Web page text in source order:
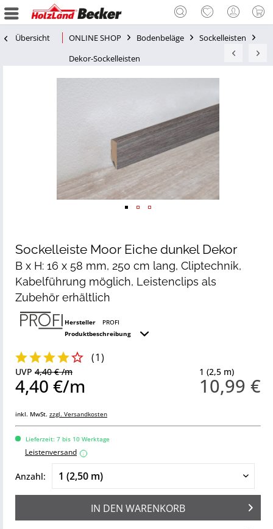
Übersicht ONLINE SHOP Bodenbeläge
Sockelleisten
Dekor-Sockelleisten
Sockelleiste Moor Eiche dunkel Dekor
B x H: 16 x 58 mm, 250 cm lang, Cliptechnik,
Kabelführung möglich, Leistenclips als
Zubehör erhältlich
Hersteller
PROFI
Produktbeschreibung
(1)
1 (2,5 m)
10,99 €
UVP 4,40 € /m
4,40 €/m
inkl. MwSt. zzgl. Versandkosten
Lieferzeit: 7 bis 10 Werktage
Leistenversand i
Anzahl:
IN DEN WARENKORB